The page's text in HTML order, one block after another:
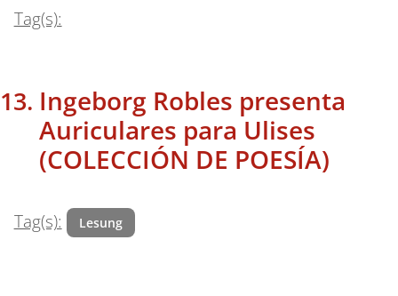
Tag(s):
Ingeborg Robles presenta
Auriculares para Ulises
(COLECCIÓN DE POESÍA)
Tag(s): Lesung